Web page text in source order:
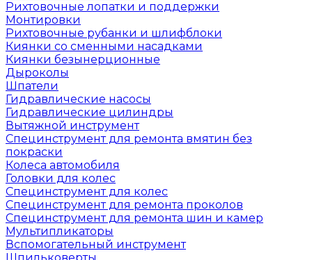
Рихтовочные лопатки и поддержки
Монтировки
Рихтовочные рубанки и шлифблоки
Киянки со сменными насадками
Киянки безынерционные
Дыроколы
Шпатели
Гидравлические насосы
Гидравлические цилиндры
Вытяжной инструмент
Специнструмент для ремонта вмятин без
покраски
Колеса автомобиля
Головки для колес
Специнструмент для колес
Специнструмент для ремонта проколов
Специнструмент для ремонта шин и камер
Мультипликаторы
Вспомогательный инструмент